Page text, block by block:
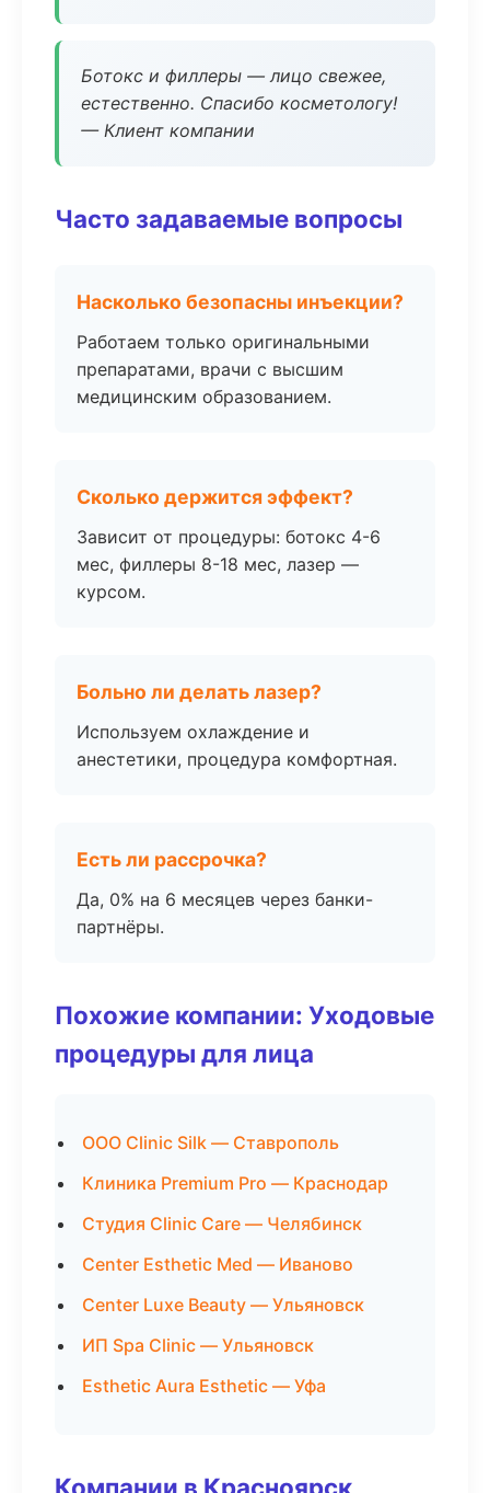
Ботокс и филлеры — лицо свежее,
естественно. Спасибо косметологу!
— Клиент компании
Часто задаваемые вопросы
Насколько безопасны инъекции?
Работаем только оригинальными
препаратами, врачи с высшим
медицинским образованием.
Сколько держится эффект?
Зависит от процедуры: ботокс 4-6
мес, филлеры 8-18 мес, лазер —
курсом.
Больно ли делать лазер?
Используем охлаждение и
анестетики, процедура комфортная.
Есть ли рассрочка?
Да, 0% на 6 месяцев через банки-
партнёры.
Похожие компании: Уходовые
процедуры для лица
ООО Clinic Silk — Ставрополь
Клиника Premium Pro — Краснодар
Студия Clinic Care — Челябинск
Center Esthetic Med — Иваново
Center Luxe Beauty — Ульяновск
ИП Spa Clinic — Ульяновск
Esthetic Aura Esthetic — Уфа
Компании в Красноярск